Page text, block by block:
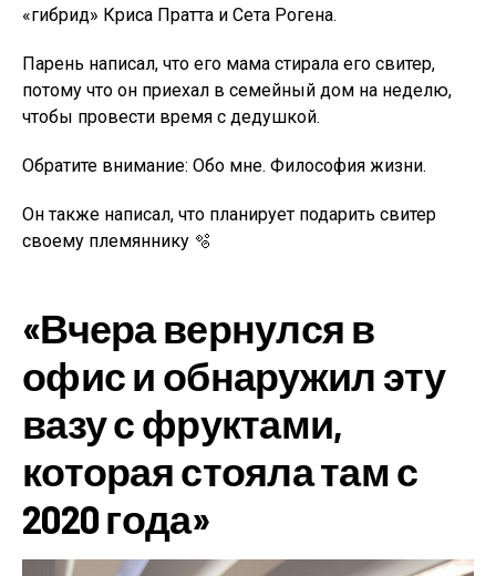
«гибрид» Криса Пратта и Сета Рогена.
Парень написал, что его мама стирала его свитер,
потому что он приехал в семейный дом на неделю,
чтобы провести время с дедушкой.
Обратите внимание: Обо мне. Философия жизни.
Он также написал, что планирует подарить свитер
своему племяннику 🫧
«Вчера вернулся в
офис и обнаружил эту
вазу с фруктами,
которая стояла там с
2020 года»